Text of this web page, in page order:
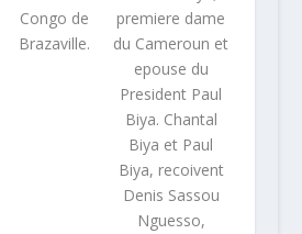
Congo de
Brazaville.
premiere dame
du Cameroun et
epouse du
President Paul
Biya. Chantal
Biya et Paul
Biya, recoivent
Denis Sassou
Nguesso,